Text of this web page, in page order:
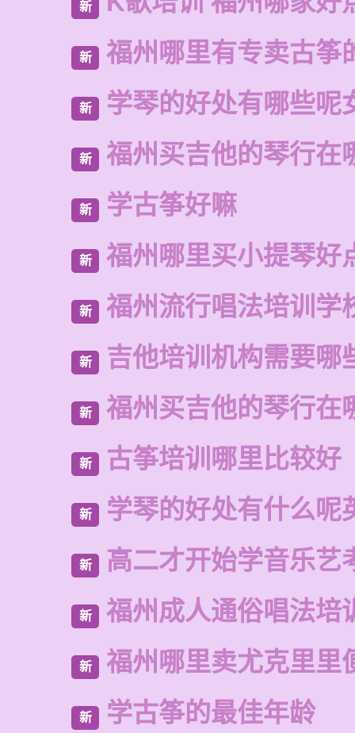
新
新 福州哪里有专卖古筝
新 学琴的好处有哪些呢
新 福州买吉他的琴行在
新 学古筝好嘛
新 福州哪里买小提琴好
新 福州流行唱法培训学
新 吉他培训机构需要哪
新 福州买吉他的琴行在
新 古筝培训哪里比较好
新 学琴的好处有什么呢
新 高二才开始学音乐艺
新 福州成人通俗唱法培
新 福州哪里卖尤克里里
新 学古筝的最佳年龄